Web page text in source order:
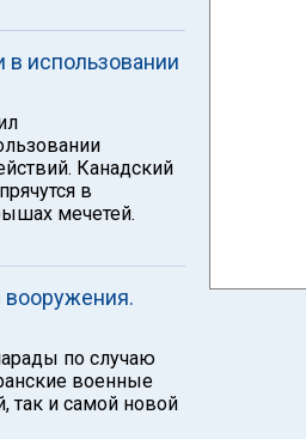
использовании
Канадский
в
мечетей.
по случаю
военные
так и самой новой